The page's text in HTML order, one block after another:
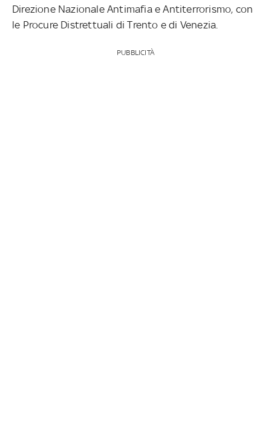
Direzione Nazionale Antimafia e Antiterrorismo, con
le Procure Distrettuali di Trento e di Venezia.
PUBBLICITÀ